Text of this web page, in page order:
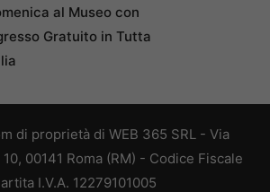
al Museo con
Gratuito in Tutta
di proprietà di WEB 365 SRL - Via
00141 Roma (RM) - Codice Fiscale
I.V.A. 12279101005